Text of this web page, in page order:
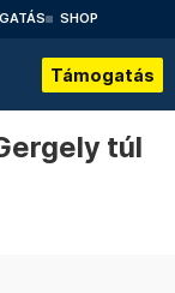
SHOP
Támogatás
túl